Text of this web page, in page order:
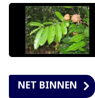
NET BINNEN